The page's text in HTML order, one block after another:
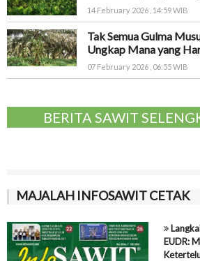
14 February 2026 , 14:59 WIB
Tak Semua Gulma
Ungkap Mana yang
07 February 2026 , 06:55 WIB
BERITA SAWIT
MAJALAH INFOSAWIT CETAK
EUDR: